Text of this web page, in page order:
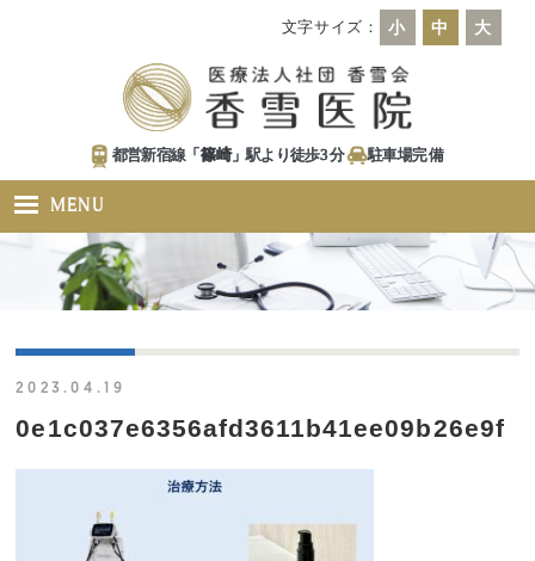
文字サイズ： 小 中 大
都営新宿線「篠崎」駅より徒歩3分 駐車場完備
MENU
2023.04.19
0e1c037e6356afd3611b41ee09b26e9f